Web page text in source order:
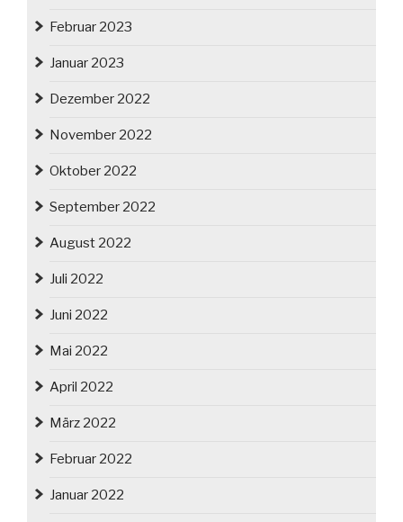
Februar 2023
Januar 2023
Dezember 2022
November 2022
Oktober 2022
September 2022
August 2022
Juli 2022
Juni 2022
Mai 2022
April 2022
März 2022
Februar 2022
Januar 2022